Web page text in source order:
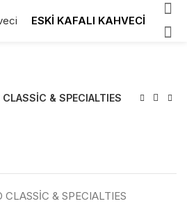
ESKİ KAFALI KAHVECİ
CLASSİC & SPECIALTIES
CLASSİC & SPECIALTIES